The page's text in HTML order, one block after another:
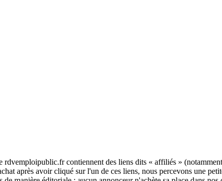
rdvemploipublic.fr contiennent des liens dits « affiliés »
après avoir cliqué sur l'un de ces liens, nous percevons une